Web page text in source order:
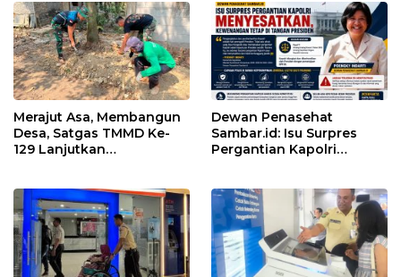
Merajut Asa, Membangun
Desa, Satgas TMMD Ke-
129 Lanjutkan
Dewan Penasehat
Sambar.id: Isu Surpres
Pergantian Kapolri
Tangan Presiden